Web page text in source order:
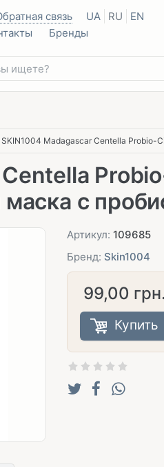
связь UA RU EN
Бренды
SKIN1004 Madagascar Centella Probio-
маска с
Артикул: 109685
Бренд: Skin1004
99,00 грн.
Купить